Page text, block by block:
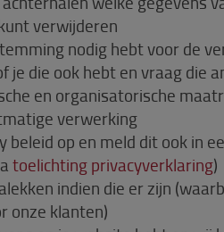
verwijderen
nodig hebt voor de
je die ook hebt en vraag die
en organisatorische
verwerking
beleid op en meld dit ook in
toelichting privacyverklaring)
indien die er zijn
onze klanten)